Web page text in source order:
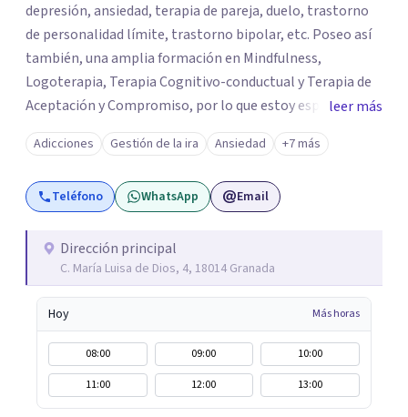
depresión, ansiedad, terapia de pareja, duelo, trastorno
de personalidad límite, trastorno bipolar, etc. Poseo así
también, una amplia formación en Mindfulness,
Logoterapia, Terapia Cognitivo-conductual y Terapia de
Aceptación y Compromiso, por lo que estoy especializada
en educación emocional, gestión de la ira, problemas
relacionales, vacío existencial y autoestima. Trabajo
desde veinte años, tanto de forma presencial (Granada),
como online.
leer más
Adicciones Gestión de la ira Ansiedad +7 más
Teléfono WhatsApp Email
Dirección principal
C. María Luisa de Dios, 4, 18014 Granada
Hoy Más horas
08:00 09:00
10:00
11:00
12:00 13:00